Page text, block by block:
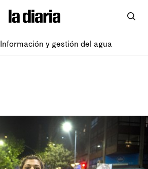
Información y gestión del agua